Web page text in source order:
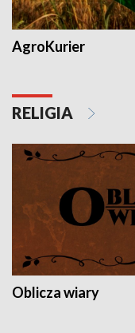
AgroKurier
RELIGIA
Oblicza wiary